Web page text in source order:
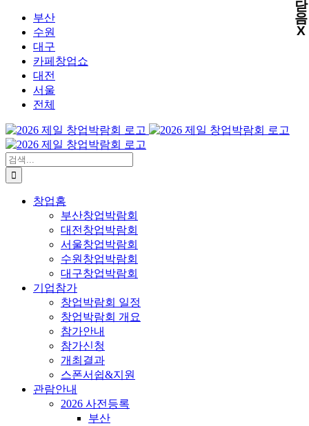
부산
수원
대구
카페창업쇼
대전
서울
전체
검
색:
창업홈
부산창업박람회
대전창업박람회
서울창업박람회
수원창업박람회
대구창업박람회
기업참가
창업박람회 일정
창업박람회 개요
참가안내
참가신청
개최결과
스폰서쉽&지원
관람안내
2026 사전등록
부산
X
X
X
X
닫
음
X